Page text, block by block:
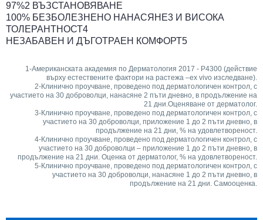
97%2 ВЪЗСТАНОВЯВАНЕ
100% БЕЗБОЛЕЗНЕНО НАНАСЯНЕ3 И ВИСОКА
ТОЛЕРАНТНОСТ4
НЕЗАБАВЕН И ДЪГОТРАЕН КОМФОРТ5
1-Американската академия по Дерматология 2017 - P4300 (действие
върху естествените фактори на растежа –ex vivo изследване).
2-Клинично проучване, проведено под дерматологичен контрол, с
участието на 30 доброволци, нанасяне 2 пъти дневно, в продължение на
21 дни.Оценяване от дерматолог.
3-Клинично проучване, проведено под дерматологичен контрол, с
участието на 30 доброволци, приложение 1 до 2 пъти дневно, в
продължение на 21 дни, % на удовлетвореност.
4-Клинично проучване, проведено под дерматологичен контрол, с
участието на 30 доброволци – приложение 1 до 2 пъти дневно, в
продължение на 21 дни. Оценка от дерматолог, % на удовлетвореност.
5-Клинично проучване, проведено под дерматологичен контрол, с
участието на 30 доброволци, нанасяне 1 до 2 пъти дневно, в
продължение на 21 дни. Самооценка.